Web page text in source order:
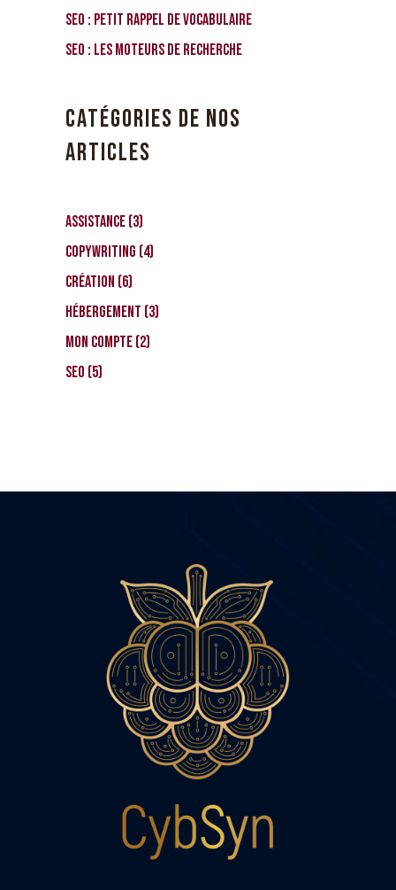
SEO : petit rappel de vocabulaire
SEO : les moteurs de recherche
CATÉGORIES DE NOS
ARTICLES
Assistance(3)
Copywriting (4)
Création (6)
Hébergement (3)
Mon compte(2)
SEO (5)